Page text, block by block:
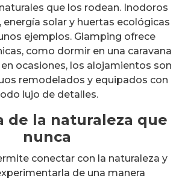
que los rodean. Inodoros
solar y huertas ecológicas
ejemplos. Glamping ofrece
como dormir en una caravana
ocasiones, los alojamientos son
remodelados y equipados con
lujo de detalles.
de la naturaleza que
nunca
conectar con la naturaleza y
de una manera